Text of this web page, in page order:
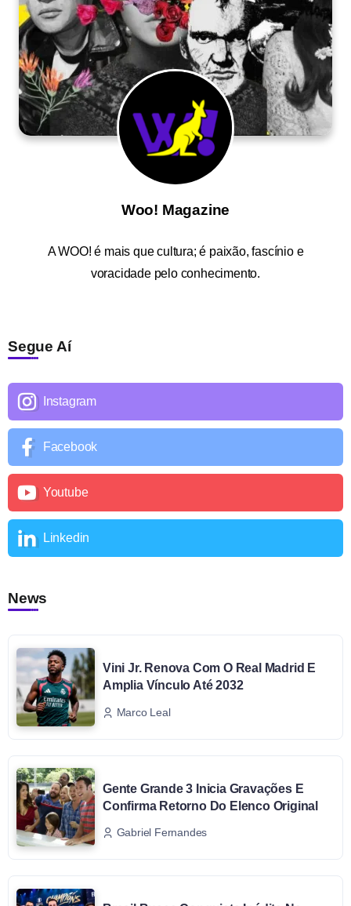
Woo! Magazine
AWOO! é mais que cultura; é paixão, fascínio e
voracidade pelo conhecimento.
Segue Aí
Instagram
Facebook
Youtube
Linkedin
News
Vini Jr. Renova Com O Real Madrid E
Amplia Vínculo Até 2032
Marco Leal
Gente Grande 3 Inicia Gravações E
Confirma Retorno Do Elenco Original
Gabriel Fernandes